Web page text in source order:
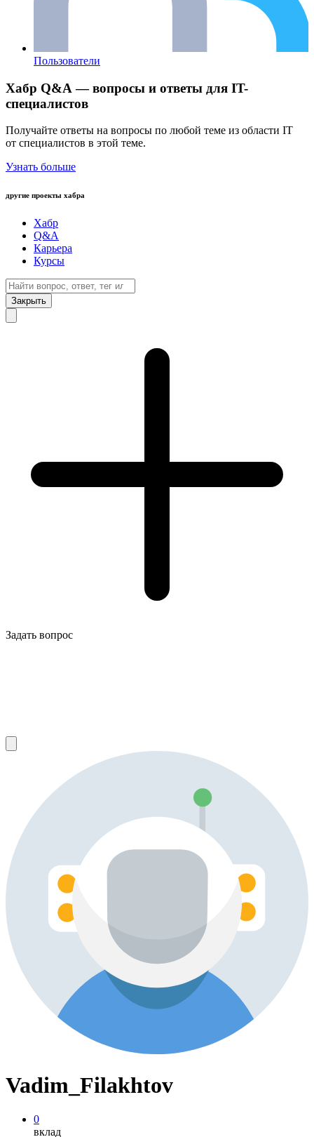
Пользователи
Хабр Q&A — вопросы и ответы для IT-
специалистов
Получайте ответы на вопросы по любой теме из области IT
от специалистов в этой теме.
Узнать больше
другие проекты хабра
Хабр
Q&A
Карьера
Курсы
Закрыть
Задать вопрос
Vadim_Filakhtov
0
вклад